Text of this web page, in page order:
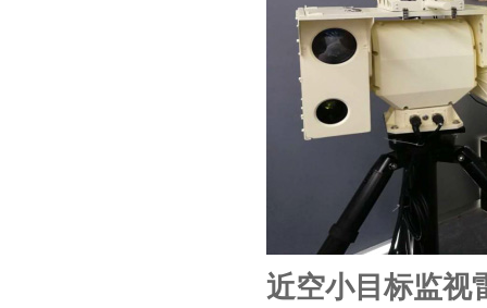
近空小目标监视